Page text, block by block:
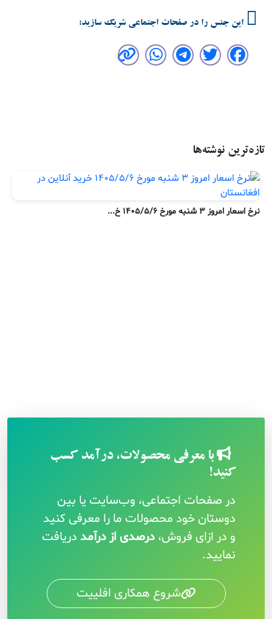
این جنس را در صفحات اجتماعی شریک سازید:
تازه‌ترین نوشته‌ها
نرخ اسعار امروز ۳ شنبه مورخ ۱۴۰۵/۵/۶ خ...
با معرفی محصولات، درآمد کسب
کنید!
در صفحات اجتماعی، وب‌سایت یا بین
دوستان خود محصولات ما را معرفی کنید
و در ازای فروش، درصدی از درآمد دریافت
نمایید.
شروع همکاری افلییت